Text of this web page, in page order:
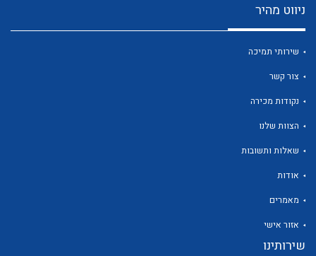
ניווט מהיר
שירותי תמיכה
צור קשר
נקודות מכירה
הצוות שלנו
שאלות ותשובות
אודות
מאמרים
אזור אישי
שירותינו